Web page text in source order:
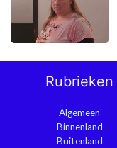
Rubrieken
Algemeen
Binnenland
Buitenland